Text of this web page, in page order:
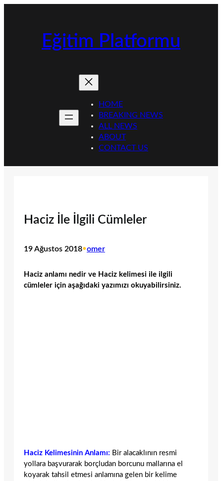
Eğitim Platformu
HOME
BREAKING NEWS
ALL NEWS
ABOUT
CONTACT US
Haciz İle İlgili Cümleler
19 Ağustos 2018•omer
Haciz anlamı nedir ve Haciz kelimesi ile ilgili
cümleler için aşağıdaki yazımızı okuyabilirsiniz.
Haciz Kelimesinin Anlamı: Bir alacaklının resmi
yollara başvurarak borçludan borcunu mallarına el
koyarak tahsil etmesi anlamına gelen bir kelime